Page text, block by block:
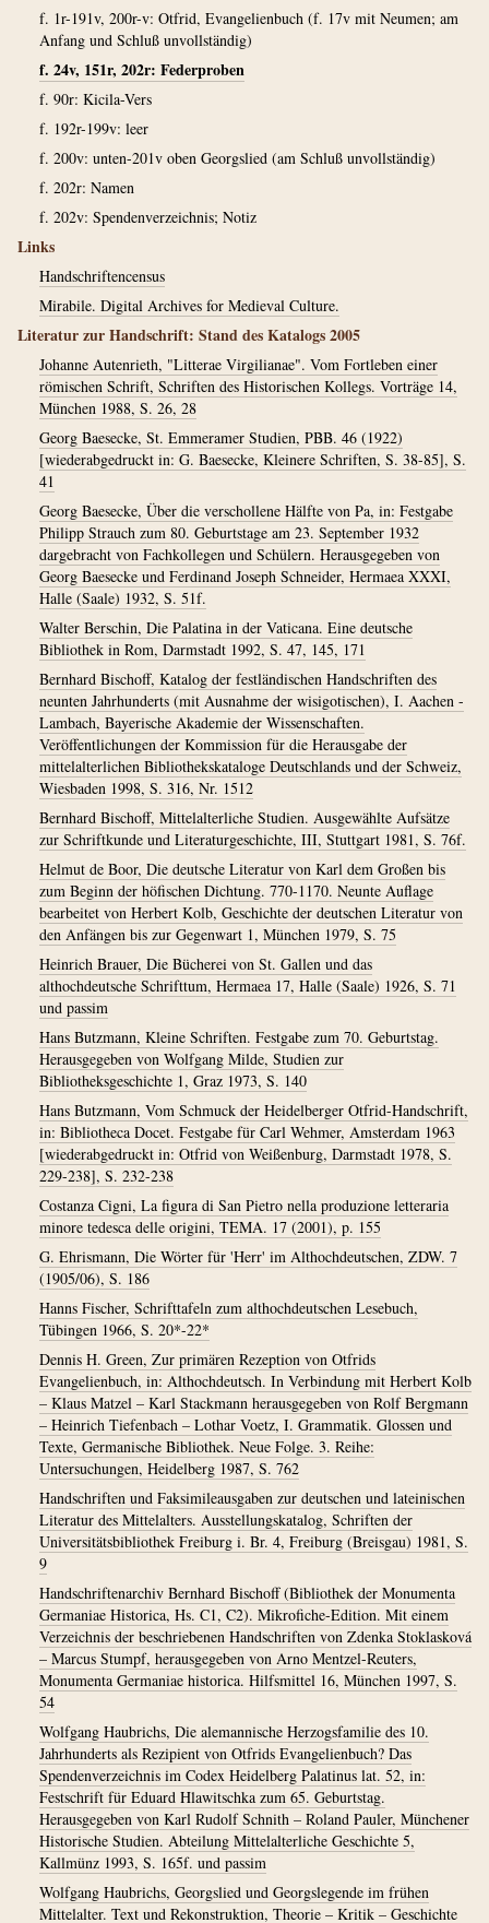
f. 1r-191v, 200r-v: Otfrid, Evangelienbuch (f. 17v mit Neumen; am
Anfang und Schluß unvollständig)
f. 24v, 151r, 202r: Federproben
f. 90r: Kicila-Vers
f. 192r-199v: leer
f. 200v: unten-201v oben Georgslied (am Schluß unvollständig)
f. 202r: Namen
f. 202v: Spendenverzeichnis; Notiz
Links
Handschriftencensus
Mirabile. Digital Archives for Medieval Culture.
Literatur zur Handschrift: Stand des Katalogs 2005
Johanne Autenrieth, "Litterae Virgilianae". Vom Fortleben einer
römischen Schrift, Schriften des Historischen Kollegs. Vorträge 14,
München 1988, S. 26, 28
Georg Baesecke, St. Emmeramer Studien, PBB. 46 (1922)
[wiederabgedruckt in: G. Baesecke, Kleinere Schriften, S. 38-85], S.
41
Georg Baesecke, Über die verschollene Hälfte von Pa, in: Festgabe
Philipp Strauch zum 80. Geburtstage am 23. September 1932
dargebracht von Fachkollegen und Schülern. Herausgegeben von
Georg Baesecke und Ferdinand Joseph Schneider, Hermaea XXXI,
Halle (Saale) 1932, S. 51f.
Walter Berschin, Die Palatina in der Vaticana. Eine deutsche
Bibliothek in Rom, Darmstadt 1992, S. 47, 145, 171
Bernhard Bischoff, Katalog der festländischen Handschriften des
neunten Jahrhunderts (mit Ausnahme der wisigotischen), I. Aachen -
Lambach, Bayerische Akademie der Wissenschaften.
Veröffentlichungen der Kommission für die Herausgabe der
mittelalterlichen Bibliothekskataloge Deutschlands und der Schweiz,
Wiesbaden 1998, S. 316, Nr. 1512
Bernhard Bischoff, Mittelalterliche Studien. Ausgewählte Aufsätze
zur Schriftkunde und Literaturgeschichte, III, Stuttgart 1981, S. 76f.
Helmut de Boor, Die deutsche Literatur von Karl dem Großen bis
zum Beginn der höfischen Dichtung. 770-1170. Neunte Auflage
bearbeitet von Herbert Kolb, Geschichte der deutschen Literatur von
den Anfängen bis zur Gegenwart 1, München 1979, S. 75
Heinrich Brauer, Die Bücherei von St. Gallen und das
althochdeutsche Schrifttum, Hermaea 17, Halle (Saale) 1926, S. 71
und passim
Hans Butzmann, Kleine Schriften. Festgabe zum 70. Geburtstag.
Herausgegeben von Wolfgang Milde, Studien zur
Bibliotheksgeschichte 1, Graz 1973, S. 140
Hans Butzmann, Vom Schmuck der Heidelberger Otfrid-Handschrift,
in: Bibliotheca Docet. Festgabe für Carl Wehmer, Amsterdam 1963
[wiederabgedruckt in: Otfrid von Weißenburg, Darmstadt 1978, S.
229-238], S. 232-238
Costanza Cigni, La figura di San Pietro nella produzione letteraria
minore tedesca delle origini, TEMA. 17 (2001), p. 155
G. Ehrismann, Die Wörter für 'Herr' im Althochdeutschen, ZDW. 7
(1905/06), S. 186
Hanns Fischer, Schrifttafeln zum althochdeutschen Lesebuch,
Tübingen 1966, S. 20*-22*
Dennis H. Green, Zur primären Rezeption von Otfrids
Evangelienbuch, in: Althochdeutsch. In Verbindung mit Herbert Kolb
– Klaus Matzel – Karl Stackmann herausgegeben von Rolf Bergmann
– Heinrich Tiefenbach – Lothar Voetz, I. Grammatik. Glossen und
Texte, Germanische Bibliothek. Neue Folge. 3. Reihe:
Untersuchungen, Heidelberg 1987, S. 762
Handschriften und Faksimileausgaben zur deutschen und lateinischen
Literatur des Mittelalters. Ausstellungskatalog, Schriften der
Universitätsbibliothek Freiburg i. Br. 4, Freiburg (Breisgau) 1981, S.
9
Handschriftenarchiv Bernhard Bischoff (Bibliothek der Monumenta
Germaniae Historica, Hs. C1, C2). Mikrofiche-Edition. Mit einem
Verzeichnis der beschriebenen Handschriften von Zdenka Stoklasková
– Marcus Stumpf, herausgegeben von Arno Mentzel-Reuters,
Monumenta Germaniae historica. Hilfsmittel 16, München 1997, S.
54
Wolfgang Haubrichs, Die alemannische Herzogsfamilie des 10.
Jahrhunderts als Rezipient von Otfrids Evangelienbuch? Das
Spendenverzeichnis im Codex Heidelberg Palatinus lat. 52, in:
Festschrift für Eduard Hlawitschka zum 65. Geburtstag.
Herausgegeben von Karl Rudolf Schnith – Roland Pauler, Münchener
Historische Studien. Abteilung Mittelalterliche Geschichte 5,
Kallmünz 1993, S. 165f. und passim
Wolfgang Haubrichs, Georgslied und Georgslegende im frühen
Mittelalter. Text und Rekonstruktion, Theorie – Kritik – Geschichte